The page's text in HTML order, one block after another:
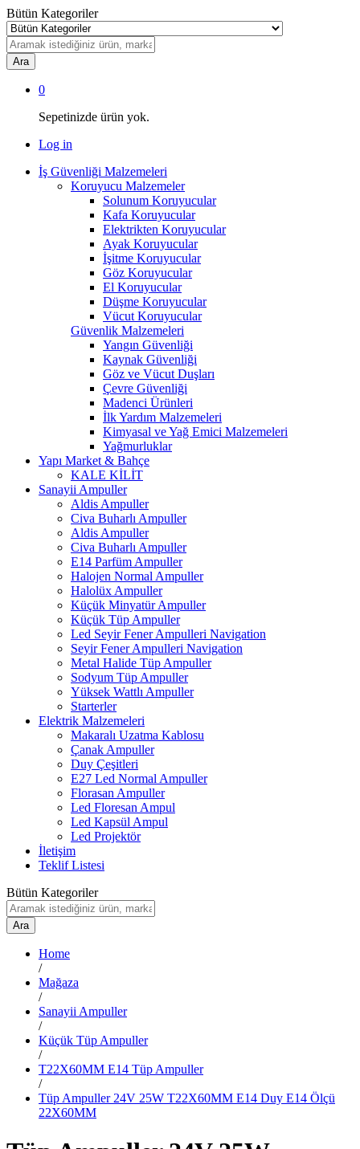
Bütün Kategoriler
Ara
0
Sepetinizde ürün yok.
Log in
İş Güvenliği Malzemeleri
Koruyucu Malzemeler
Solunum Koruyucular
Kafa Koruyucular
Elektrikten Koruyucular
Ayak Koruyucular
İşitme Koruyucular
Göz Koruyucular
El Koruyucular
Düşme Koruyucular
Vücut Koruyucular
Güvenlik Malzemeleri
Yangın Güvenliği
Kaynak Güvenliği
Göz ve Vücut Duşları
Çevre Güvenliği
Madenci Ürünleri
İlk Yardım Malzemeleri
Kimyasal ve Yağ Emici Malzemeleri
Yağmurluklar
Yapı Market & Bahçe
KALE KİLİT
Sanayii Ampuller
Aldis Ampuller
Civa Buharlı Ampuller
Aldis Ampuller
Civa Buharlı Ampuller
E14 Parfüm Ampuller
Halojen Normal Ampuller
Halolüx Ampuller
Küçük Minyatür Ampuller
Küçük Tüp Ampuller
Led Seyir Fener Ampulleri Navigation
Seyir Fener Ampulleri Navigation
Metal Halide Tüp Ampuller
Sodyum Tüp Ampuller
Yüksek Wattlı Ampuller
Starterler
Elektrik Malzemeleri
Makaralı Uzatma Kablosu
Çanak Ampuller
Duy Çeşitleri
E27 Led Normal Ampuller
Florasan Ampuller
Led Floresan Ampul
Led Kapsül Ampul
Led Projektör
İletişim
Teklif Listesi
Bütün Kategoriler
Ara
Home
/
Mağaza
/
Sanayii Ampuller
/
Küçük Tüp Ampuller
/
T22X60MM E14 Tüp Ampuller
/
Tüp Ampuller 24V 25W T22X60MM E14 Duy E14 Ölçü
22X60MM